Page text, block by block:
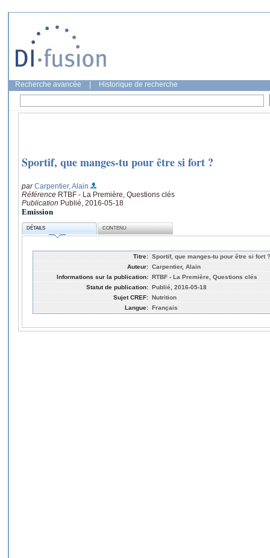
Recherche avancée Historique de recherche
Sportif, que manges-tu pour être si fort ?
parCarpentier, Alain
Référence RTBF - La Première, Questions clés
Publication Publié, 2016-05-18
Emission
DÉTAILS CONTENU
Titre: Sportif, que manges-tu pour être si fort ?
Auteur: Carpentier, Alain
Informations sur la publication: RTBF - La Première, Questions clés
Statut de publication: Publié, 2016-05-18
Sujet CREF: Nutrition
Langue: Français